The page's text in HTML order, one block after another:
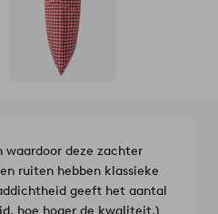
waardoor deze zachter
ruiten hebben klassieke
geeft het aantal
hoe hoger de kwaliteit.)